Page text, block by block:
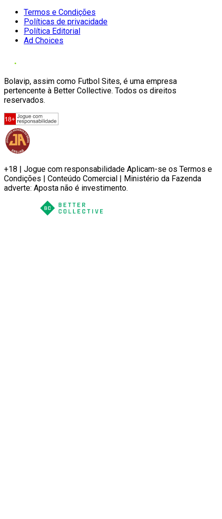
Termos e Condições
Políticas de privacidade
Política Editorial
Ad Choices
Bolavip, assim como Futbol Sites, é uma empresa
pertencente à Better Collective. Todos os direitos
reservados.
+18 | Jogue com responsabilidade Aplicam-se os Termos e
Condições | Conteúdo Comercial | Ministério da Fazenda
adverte: Aposta não é investimento.